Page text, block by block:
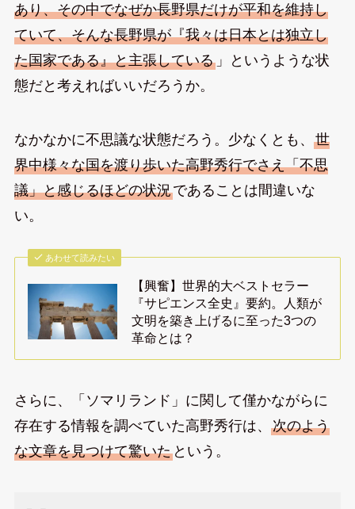
あり、その中でなぜか長野県だけが平和を維持し
ていて、そんな長野県が『我々は日本とは独立し
た国家である』と主張している」というような状
態だと考えればいいだろうか。
なかなかに不思議な状態だろう。少なくとも、 世
界中様々な国を渡り歩いた高野秀行でさえ「不思
議」と感じるほどの状況であることは間違いな
い。
あわせて読みたい
【興奮】世界的大ベストセラー
『サピエンス全史』要約。人類が
文明を築き上げるに至った3つの
革命とは？
さらに、「ソマリランド」に関して僅かながらに
存在する情報を調べていた高野秀行は、 次のよう
な文章を見つけて驚いたという。